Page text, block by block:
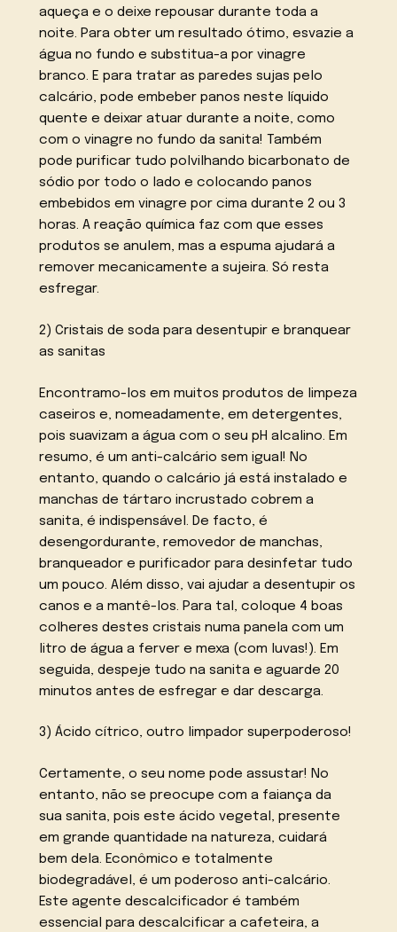
aqueça e o deixe repousar durante toda a
noite. Para obter um resultado ótimo, esvazie a
água no fundo e substitua-a por vinagre
branco. E para tratar as paredes sujas pelo
calcário, pode embeber panos neste líquido
quente e deixar atuar durante a noite, como
com o vinagre no fundo da sanita! Também
pode purificar tudo polvilhando bicarbonato de
sódio por todo o lado e colocando panos
embebidos em vinagre por cima durante 2 ou 3
horas. A reação química faz com que esses
produtos se anulem, mas a espuma ajudará a
remover mecanicamente a sujeira. Só resta
esfregar.
2) Cristais de soda para desentupir e branquear
as sanitas
Encontramo-los em muitos produtos de limpeza
caseiros e, nomeadamente, em detergentes,
pois suavizam a água com o seu pH alcalino. Em
resumo, é um anti-calcário sem igual! No
entanto, quando o calcário já está instalado e
manchas de tártaro incrustado cobrem a
sanita, é indispensável. De facto, é
desengordurante, removedor de manchas,
branqueador e purificador para desinfetar tudo
um pouco. Além disso, vai ajudar a desentupir os
canos e a mantê-los. Para tal, coloque 4 boas
colheres destes cristais numa panela com um
litro de água a ferver e mexa (com luvas!). Em
seguida, despeje tudo na sanita e aguarde 20
minutos antes de esfregar e dar descarga.
3) Ácido cítrico, outro limpador superpoderoso!
Certamente, o seu nome pode assustar! No
entanto, não se preocupe com a faiança da
sua sanita, pois este ácido vegetal, presente
em grande quantidade na natureza, cuidará
bem dela. Econômico e totalmente
biodegradável, é um poderoso anti-calcário.
Este agente descalcificador é também
essencial para descalcificar a cafeteira, a